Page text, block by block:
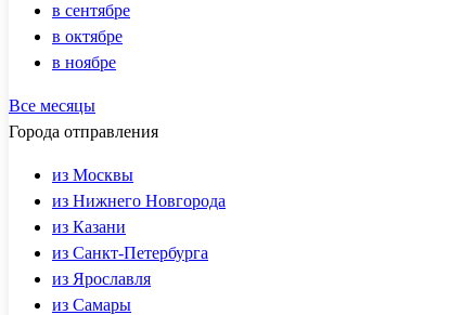
в сентябре
в октябре
в ноябре
Все месяцы
Города отправления
из Москвы
из Нижнего Новгорода
из Казани
из Санкт-Петербурга
из Ярославля
из Самары